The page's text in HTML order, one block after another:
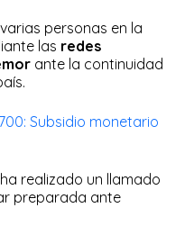
personas en la
las redes
ante la continuidad
700: Subsidio monetario
ha realizado un llamado
preparada ante